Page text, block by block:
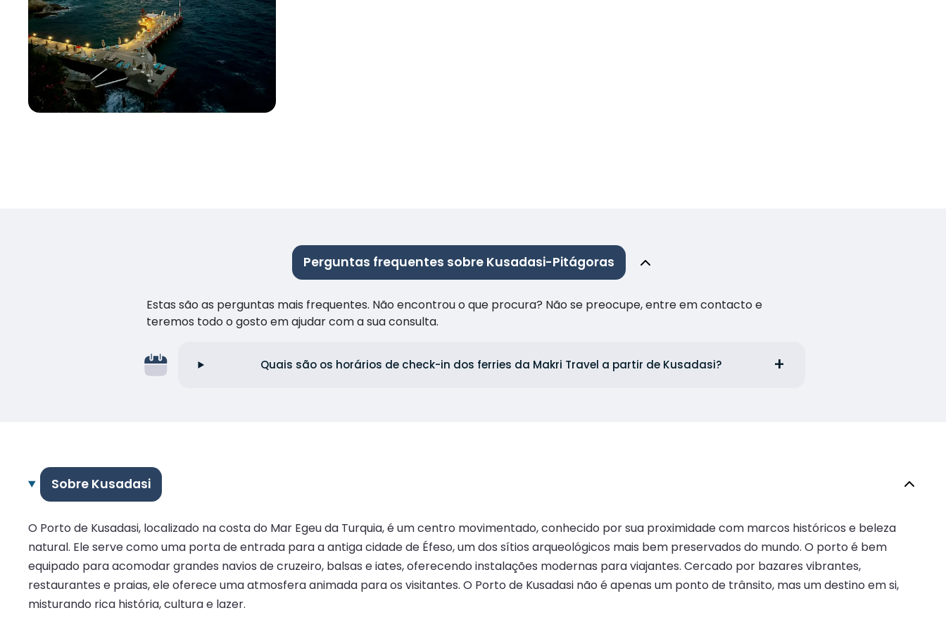
Perguntas frequentes sobre Kusadasi-Pitágoras
Estas são as perguntas mais frequentes. Não encontrou o que procura? Não se preocupe, entre em contacto e
teremos todo o gosto em ajudar com a sua consulta.
Quais são os horários de check-in dos ferries da Makri Travel a partir de Kusadasi?
Sobre Kusadasi
O Porto de Kusadasi, localizado na costa do Mar Egeu da Turquia, é um centro movimentado, conhecido por sua proximidade com marcos históricos e beleza
natural. Ele serve como uma porta de entrada para a antiga cidade de Éfeso, um dos sítios arqueológicos mais bem preservados do mundo. O porto é bem
equipado para acomodar grandes navios de cruzeiro, balsas e iates, oferecendo instalações modernas para viajantes. Cercado por bazares vibrantes,
restaurantes e praias, ele oferece uma atmosfera animada para os visitantes. O Porto de Kusadasi não é apenas um ponto de trânsito, mas um destino em si,
misturando rica história, cultura e lazer.